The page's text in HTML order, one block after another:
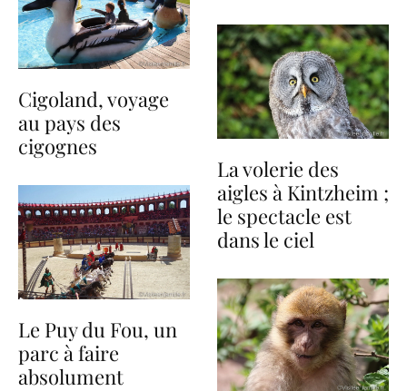
Cigoland, voyage
au pays des
cigognes
Le Puy du Fou, un
parc à faire
absolument
La volerie des
aigles à Kintzheim ;
le spectacle est
dans le ciel